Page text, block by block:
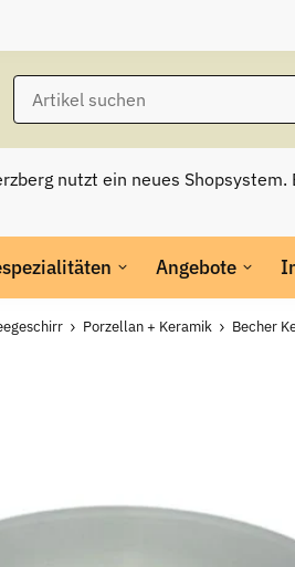
nutzt ein neues
Angebote
Porzellan + Keramik Becher